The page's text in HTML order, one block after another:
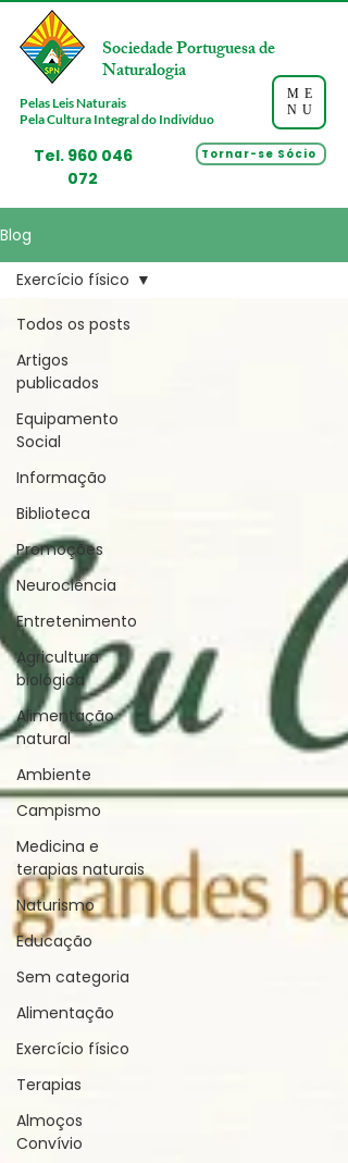
ME
NU
Tel. 960 046
072
Sociedade Portuguesa de
Naturalogia
Pelas Leis Naturais
Pela Cultura Integral do Indivíduo
Tornar-se Sócio
Blog
Todos os posts
Artigos
publicados
Equipamento
Social
Informação
Biblioteca
Promoções
Neurociência
Entretenimento
Agricultura
biológica
Alimentação
natural
Ambiente
Campismo
Medicina e
terapias naturais
Naturismo
Educação
Sem categoria
Alimentação
Exercício físico
Terapias
Almoços
Convívio
Exercício físico